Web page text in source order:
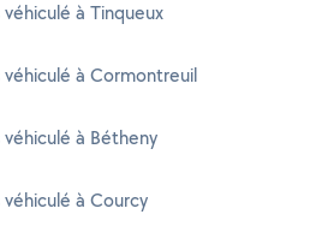
à Tinqueux
à Cormontreuil
à Bétheny
à Courcy